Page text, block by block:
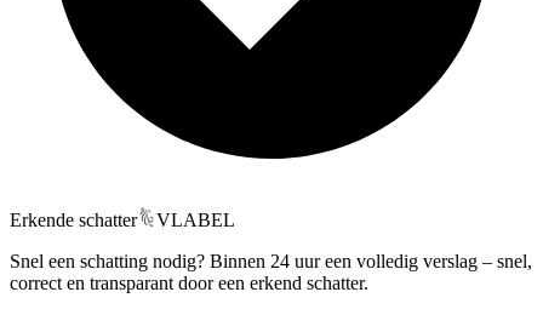
Erkende schatter
VLABEL
Snel een schatting nodig? Binnen 24 uur een volledig verslag – snel,
correct en transparant door een erkend schatter.